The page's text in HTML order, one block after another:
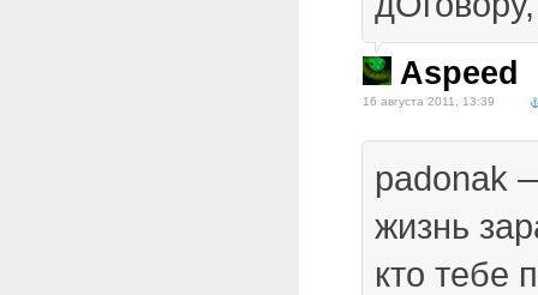
Aspeed
16 августа 2011, 13:39
padonak
жизнь
кто тебе